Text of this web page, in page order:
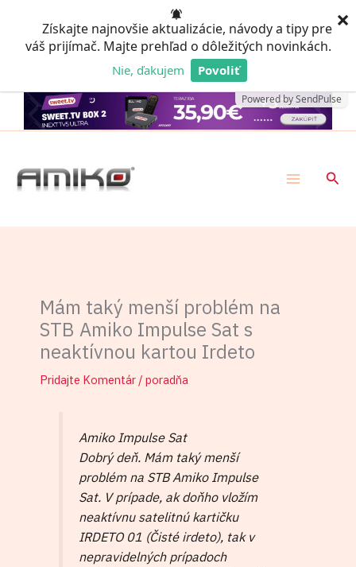
Získajte najnovšie aktualizácie, návody a tipy pre
váš prijímač. Majte prehľad o dôležitých novinkách.
Nie, ďakujem Povoliť
Powered by SendPulse
×
obsah
Mám taký menší problém na
STB Amiko Impulse Sat s
neaktívnou kartou Irdeto
Pridajte Komentár / poradňa
Amiko Impulse Sat
Dobrý deň. Mám taký menší
problém na STB Amiko Impulse
Sat. V prípade, ak doňho vložím
neaktívnu satelitnú kartičku
IRDETO 01 (Čisté irdeto), tak v
nepravidelných prípadoch